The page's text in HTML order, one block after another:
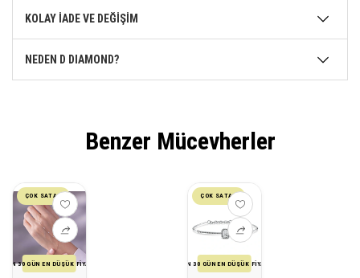
KOLAY İADE VE DEĞİŞİM
NEDEN D DIAMOND?
Benzer Mücevherler
ÇOK SATAN
SON 30 GÜN EN DÜŞÜK FİYATI
ÇOK SATAN
SON 30 GÜN EN DÜŞÜK FİYATI